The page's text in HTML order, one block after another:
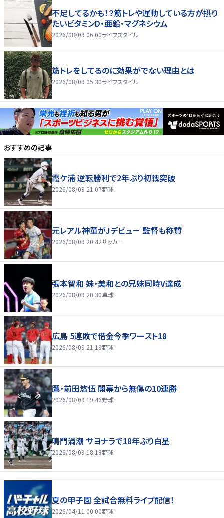
不足してるかも！？筋トレや運動している方が摂り
たいビタミンD・亜鉛・マグネシウム
2026/08/09 06:00ライフスタイル
筋トレをしてるのに効果がでない理由とは
2026/08/09 05:30ライフスタイル
おすすめの記事
霞ケ浦 逆転勝利で2年ぶり初戦突破
2026/08/09 21:07野球
元レアル神童がJデビュー 監督も称賛
2026/08/09 20:42サッカー
張本智和 妹・美和との兄妹同時V達成
2026/08/09 20:30卓球
広島 5連敗で借金今季ワースト18
2026/08/09 21:19野球
鷹・前田悠伍 開幕から無傷の10連勝
2026/08/09 19:46野球
鳴門渦潮 サヨナラで18年ぶり白星
2026/08/09 18:18野球
夏の甲子園 全試合無料ライブ配信！
2026/04/11 00:00野球